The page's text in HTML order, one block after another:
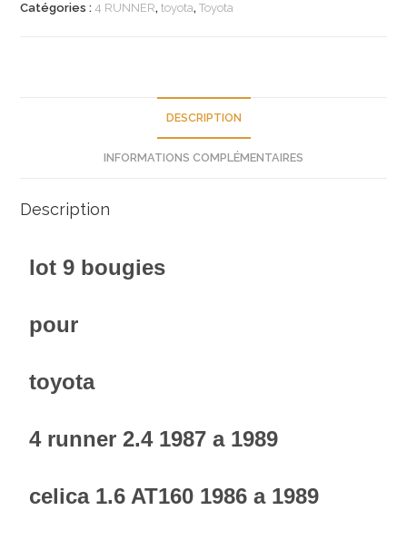
Catégories :4 RUNNER,toyota,Toyota
DESCRIPTION
INFORMATIONS COMPLÉMENTAIRES
Description
lot 9 bougies
pour
toyota
4 runner 2.4 1987 a 1989
celica 1.6 AT160 1986 a 1989